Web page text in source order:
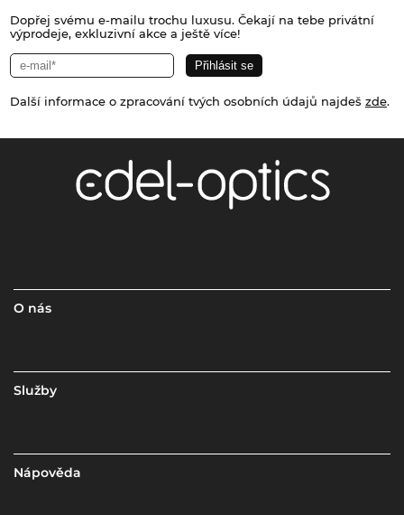
Dopřej svému e-mailu trochu luxusu. Čekají na tebe privátní
výprodeje, exkluzivní akce a ještě více!
Další informace o zpracování tvých osobních údajů najdeš zde.
O nás
Služby
Nápověda